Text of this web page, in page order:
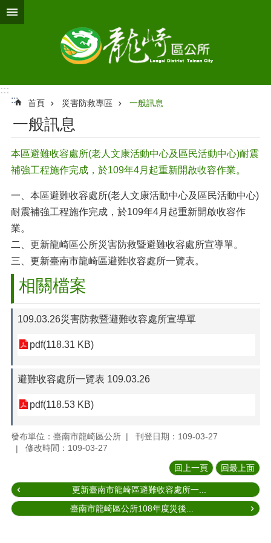
跳到主要內容區塊
:::
:::
首頁 災害防救專區 一般訊息
一般訊息
本區避難收容處所(老人文康活動中心及區民活動中心)耐震
補強工程施作完成，於109年4月起重新開啟收容作業。
一、本區避難收容處所(老人文康活動中心及區民活動中心)
耐震補強工程施作完成，於109年4月起重新開啟收容作
業。
二、更新龍崎區公所災害防救暨避難收容處所宣導單。
三、更新臺南市龍崎區避難收容處所一覽表。
相關檔案
109.03.26災害防救暨避難收容處所宣導單
pdf(118.31 KB)
避難收容處所一覽表 109.03.26
pdf(118.53 KB)
發布單位：臺南市龍崎區公所
刊登日期：109-03-27
修改時間：109-03-27
回上一頁 回最上面
更新臺南市龍崎區避難收容處所一...
臺南市龍崎區公所108年度災後...